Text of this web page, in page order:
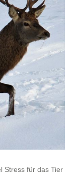
Stress für das Tier